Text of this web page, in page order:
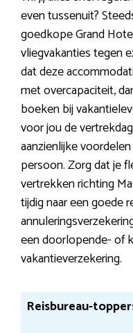
even tussenuit?
goedkope Grand
vliegvakanties tegen
dat deze
met overcapaciteit,
boeken bij
voor jou de
aanzienlijke
persoon. Zorg dat je
vertrekken richting
tijdig naar een goede
een doorlopende- of
vakantieverzekering.
Reisbureau-